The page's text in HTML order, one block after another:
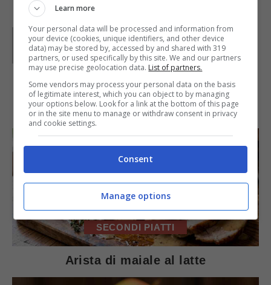
Parole diPaoletta
Paoletta è stata collaboratrice di Buttalapasta dal 2008
al 2011, spaziando tra tutte le tipologie di ricette, dai
primi ai contorni, dai secondi ai dolci.
IN PRIMO PIANO
SECONDI PIATTI
Arista di maiale al latte
Learn more
Your personal data will be processed and information from
your device (cookies, unique identifiers, and other device
data) may be stored by, accessed by and shared with 319
partners, or used specifically by this site. We and our partners
may use precise geolocation data. List of partners.
Some vendors may process your personal data on the basis
of legitimate interest, which you can object to by managing
your options below. Look for a link at the bottom of this page
or in the site menu to manage or withdraw consent in privacy
and cookie settings.
Consent
Manage options